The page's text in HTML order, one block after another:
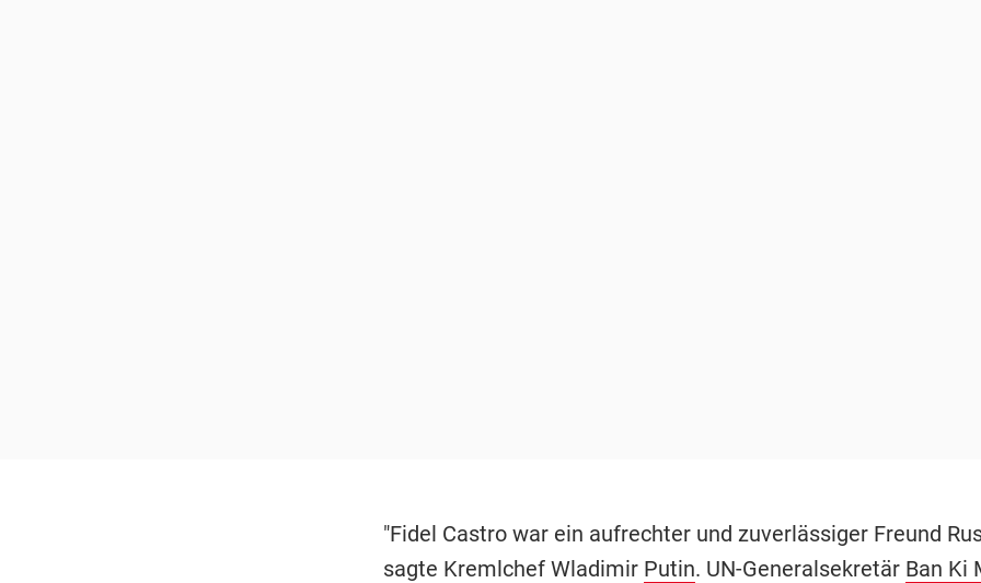
"Fidel Castro war ein aufrechter und zuverlässiger Freund
sagte Kremlchef Wladimir Putin. UN-Generalsekretär Ban Ki